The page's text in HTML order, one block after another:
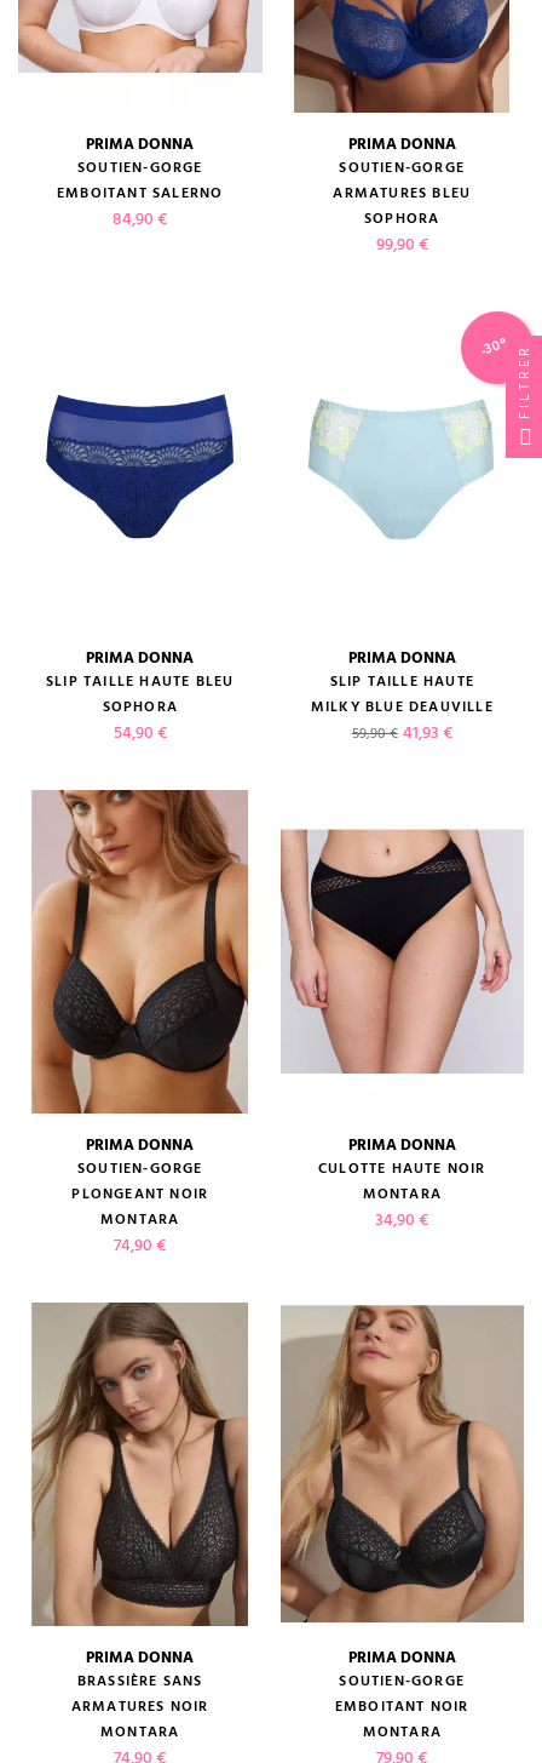
PRIMA DONNA
SOUTIEN-GORGE
EMBOITANT SALERNO
Prix
84,90 €
PRIMA DONNA
SOUTIEN-GORGE
ARMATURES BLEU
SOPHORA
Prix
99,90 €
PRIMA DONNA
SLIP TAILLE HAUTE BLEU
SOPHORA
Prix
54,90 €
PRIMA DONNA
SLIP TAILLE HAUTE
MILKY BLUE DEAUVILLE
Prix de base
59,90 € Prix
41,93 €
-30%
PRIMA DONNA
SOUTIEN-GORGE
PLONGEANT NOIR
MONTARA
Prix
74,90 €
PRIMA DONNA
CULOTTE HAUTE NOIR
MONTARA
Prix
34,90 €
PRIMA DONNA
BRASSIÈRE SANS
ARMATURES NOIR
MONTARA
Prix
PRIMA DONNA
SOUTIEN-GORGE
EMBOITANT NOIR
MONTARA
Prix
FILTRER